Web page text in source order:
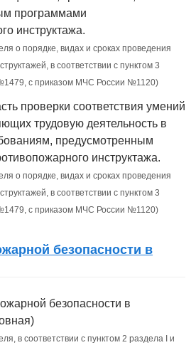
программами
инструктажа.
о порядке, видах и сроках проведения
в соответствии с пунктом 3
с приказом МЧС России №1120)
проверки соответствия умений
трудовую деятельность в
предусмотренным
инструктажа.
о порядке, видах и сроках проведения
в соответствии с пунктом 3
с приказом МЧС России №1120)
безопасности в
безопасности в
в соответствии с пунктом 2 раздела I и